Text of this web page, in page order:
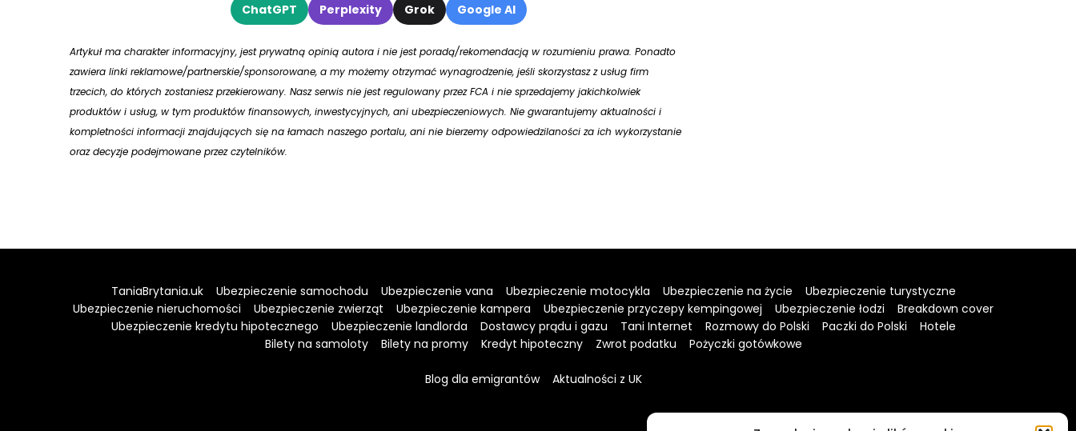
ChatGPT Perplexity Grok Google AI
Artykuł ma charakter informacyjny, jest prywatną opinią autora i nie jest poradą/rekomendacją w rozumieniu prawa. Ponadto
zawiera linki reklamowe/partnerskie/sponsorowane, a my możemy otrzymać wynagrodzenie, jeśli skorzystasz z usług firm
trzecich, do których zostaniesz przekierowany. Nasz serwis nie jest regulowany przez FCA i nie sprzedajemy jakichkolwiek
produktów i usług, w tym produktów finansowych, inwestycyjnych, ani ubezpieczeniowych. Nie gwarantujemy aktualności i
kompletności informacji znajdujących się na łamach naszego portalu, ani nie bierzemy odpowiedzilaności za ich wykorzystanie
oraz decyzje podejmowane przez czytelników.
TaniaBrytania.uk Ubezpieczenie samochodu Ubezpieczenie vana Ubezpieczenie motocykla Ubezpieczenie na życie
Ubezpieczenie turystyczne
Ubezpieczenie nieruchomości
Ubezpieczenie zwierząt Ubezpieczenie kampera Ubezpieczenie przyczepy kempingowej Ubezpieczenie łodzi
Breakdown cover
Ubezpieczenie kredytu hipotecznego
Ubezpieczenie landlorda Dostawcy prądu i gazu Tani Internet Rozmowy do Polski Paczki do Polski
Hotele
Bilety na samoloty
Bilety na promy Kredyt hipoteczny Zwrot podatku Pożyczki gotówkowe
Blog dla emigrantów Aktualności z UK